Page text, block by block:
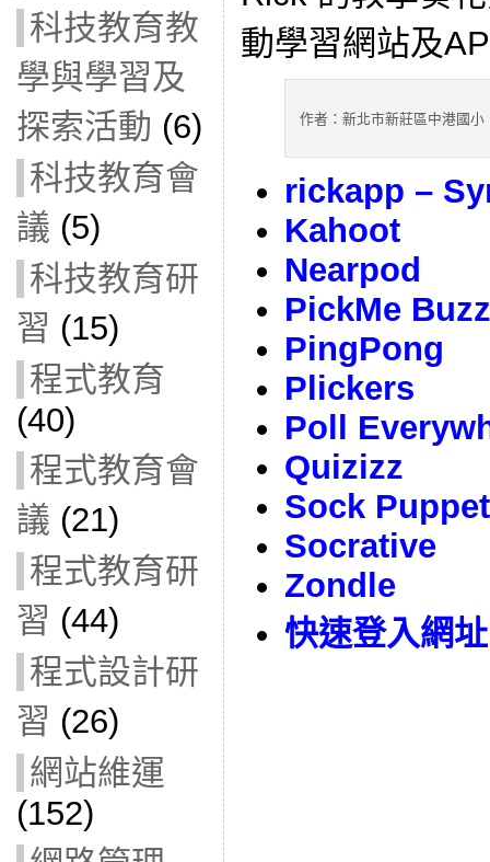
科技教育教
學與學習及
探索活動 (6)
科技教育會
議 (5)
科技教育研
習 (15)
程式教育
(40)
程式教育會
議 (21)
程式教育研
習 (44)
程式設計研
習 (26)
網站維運
(152)
動學習網站及
作者：新北市新莊區中港國小
rickapp –
Kahoot
Nearpod
PickMe
PingPong
Plickers
Poll
Quizizz
Sock
Socrative
Zondle
快速登入網址